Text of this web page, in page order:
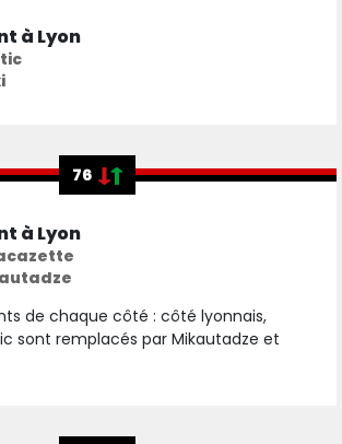
à Lyon
76
à Lyon
de chaque côté : côté lyonnais,
sont remplacés par Mikautadze et